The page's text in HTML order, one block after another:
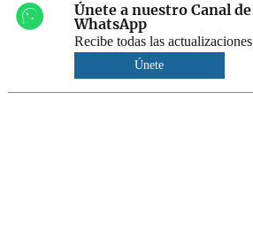
Únete a nuestro Canal de
WhatsApp
Recibe todas las actualizaciones
Únete